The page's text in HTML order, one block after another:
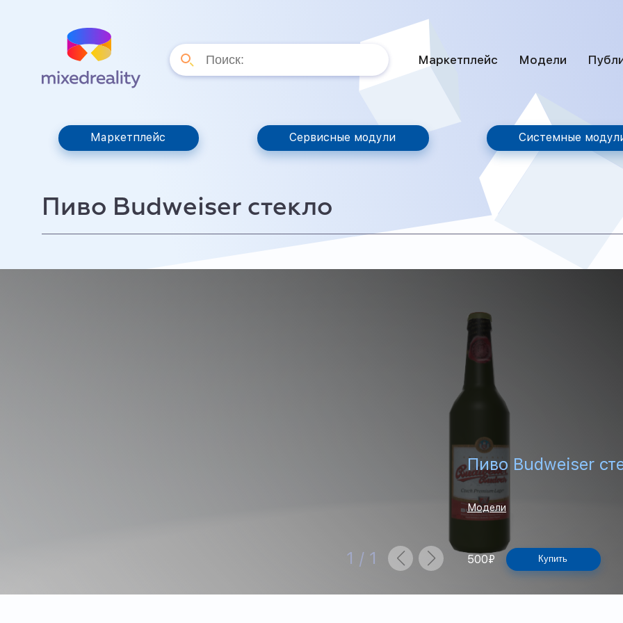
Маркетплейс Модели
Маркетплейс Сервисные модули Системные
Пиво Budweiser стекло
1 / 1
Пиво Budweiser
Модели
500₽ Купить